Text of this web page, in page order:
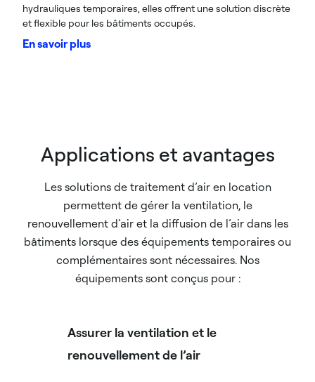
hydrauliques temporaires, elles offrent une solution discrète
et flexible pour les bâtiments occupés.
En savoir plus
Applications et avantages
Les solutions de traitement d’air en location
permettent de gérer la ventilation, le
renouvellement d’air et la diffusion de l’air dans les
bâtiments lorsque des équipements temporaires ou
complémentaires sont nécessaires. Nos
équipements sont conçus pour :
Assurer la ventilation et le
renouvellement de l’air